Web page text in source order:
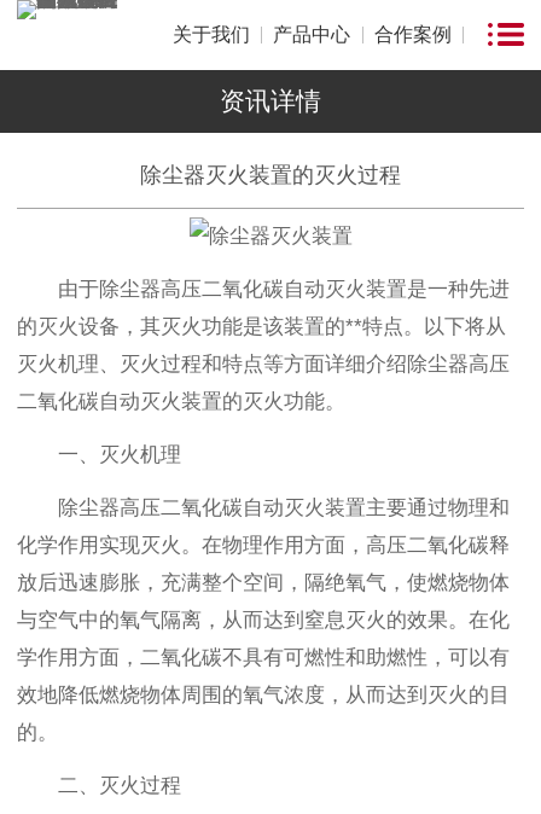
关于我们 产品中心 合作案例
资讯详情
除尘器灭火装置的灭火过程
由于除尘器高压二氧化碳自动灭火装置是一种先进
的灭火设备，其灭火功能是该装置的**特点。以下将从
灭火机理、灭火过程和特点等方面详细介绍除尘器高压
二氧化碳自动灭火装置的灭火功能。
一、灭火机理
除尘器高压二氧化碳自动灭火装置主要通过物理和
化学作用实现灭火。在物理作用方面，高压二氧化碳释
放后迅速膨胀，充满整个空间，隔绝氧气，使燃烧物体
与空气中的氧气隔离，从而达到窒息灭火的效果。在化
学作用方面，二氧化碳不具有可燃性和助燃性，可以有
效地降低燃烧物体周围的氧气浓度，从而达到灭火的目
的。
二、灭火过程